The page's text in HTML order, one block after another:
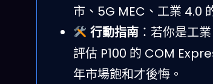
市、5G MEC、工業 4.0
行動指南：若你是工
評估 P100 的 COM
年市場飽和才後悔。